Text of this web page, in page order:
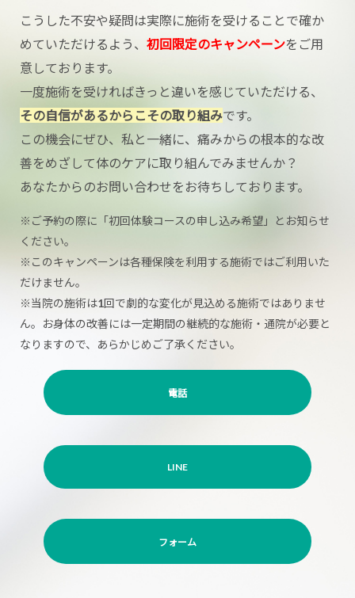
こうした不安や疑問は実際に施術を受けることで確か
めていただけるよう、 初回限定のキャンペーンをご用
意しております。
一度施術を受ければきっと違いを感じていただける、
その自信があるからこその取り組みです。
この機会にぜひ、私と一緒に、痛みからの根本的な改
善をめざして体のケアに取り組んでみませんか？
あなたからのお問い合わせをお待ちしております。
※ご予約の際に「初回体験コースの申し込み希望」とお知らせ
ください。
※このキャンペーンは各種保険を利用する施術ではご利用いた
だけません。
※当院の施術は1回で劇的な変化が見込める施術ではありませ
ん。お身体の改善には一定期間の継続的な施術・通院が必要と
なりますので、あらかじめご了承ください。
電話
LINE
フォーム